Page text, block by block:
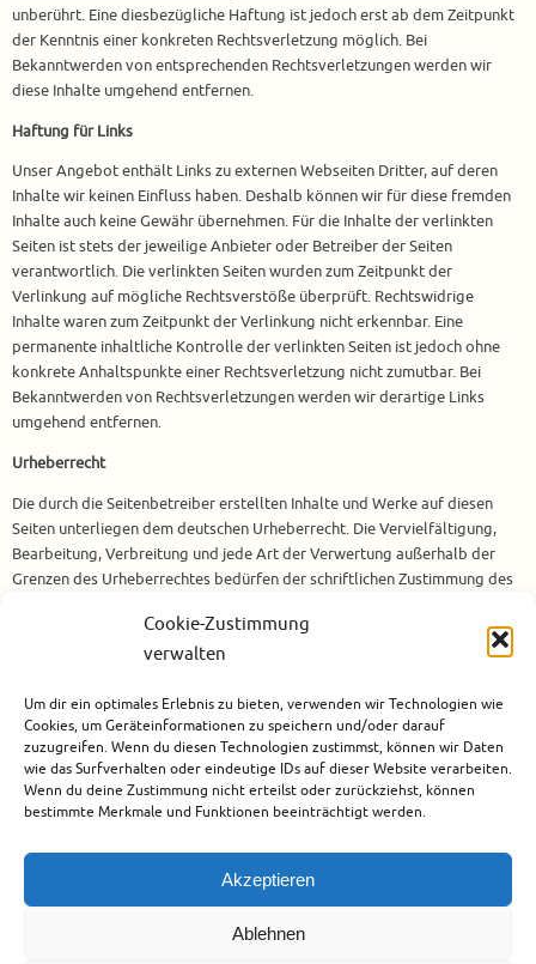
Cookie-Zustimmung
verwalten
Um dir ein optimales Erlebnis zu bieten, verwenden wir Technologien wie
Cookies, um Geräteinformationen zu speichern und/oder darauf
zuzugreifen. Wenn du diesen Technologien zustimmst, können wir Daten
wie das Surfverhalten oder eindeutige IDs auf dieser Website verarbeiten.
Wenn du deine Zustimmung nicht erteilst oder zurückziehst, können
bestimmte Merkmale und Funktionen beeinträchtigt werden.
Akzeptieren
Ablehnen
unberührt. Eine diesbezügliche Haftung ist jedoch erst ab dem Zeitpunkt
der Kenntnis einer konkreten Rechtsverletzung möglich. Bei
Bekanntwerden von entsprechenden Rechtsverletzungen werden wir
diese Inhalte umgehend entfernen.
Haftung für Links
Unser Angebot enthält Links zu externen Webseiten Dritter, auf deren
Inhalte wir keinen Einfluss haben. Deshalb können wir für diese fremden
Inhalte auch keine Gewähr übernehmen. Für die Inhalte der verlinkten
Seiten ist stets der jeweilige Anbieter oder Betreiber der Seiten
verantwortlich. Die verlinkten Seiten wurden zum Zeitpunkt der
Verlinkung auf mögliche Rechtsverstöße überprüft. Rechtswidrige
Inhalte waren zum Zeitpunkt der Verlinkung nicht erkennbar. Eine
permanente inhaltliche Kontrolle der verlinkten Seiten ist jedoch ohne
konkrete Anhaltspunkte einer Rechtsverletzung nicht zumutbar. Bei
Bekanntwerden von Rechtsverletzungen werden wir derartige Links
umgehend entfernen.
Urheberrecht
Die durch die Seitenbetreiber erstellten Inhalte und Werke auf diesen
Seiten unterliegen dem deutschen Urheberrecht. Die Vervielfältigung,
Bearbeitung, Verbreitung und jede Art der Verwertung außerhalb der
Grenzen des Urheberrechtes bedürfen der schriftlichen Zustimmung des
sind nur für den privaten, nicht kommerziellen Gebrauch gestattet.
Soweit die Inhalte auf dieser Seite nicht vom Betreiber erstellt wurden,
Dritter als solche gekennzeichnet. Sollten Sie trotzdem auf eine
Urheberrechtsverletzung aufmerksam werden, bitten wir um einen
entsprechenden Hinweis. Bei Bekanntwerden von Rechtsverletzungen
werden wir derartige Inhalte umgehend entfernen.